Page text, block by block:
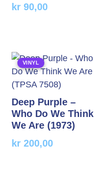
kr 90,00
VINYL
Deep Purple –
Who Do We Think
We Are (1973)
kr 200,00